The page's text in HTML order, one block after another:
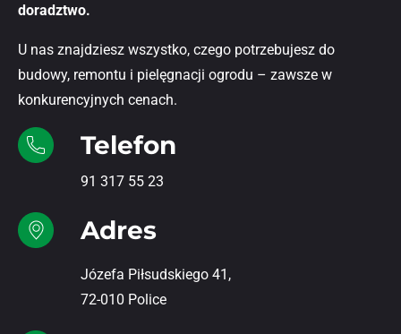
doradztwo.
U nas znajdziesz wszystko, czego potrzebujesz do
budowy, remontu i pielęgnacji ogrodu – zawsze w
konkurencyjnych cenach.
Telefon
91 317 55 23
Adres
Józefa Piłsudskiego 41,
72-010 Police